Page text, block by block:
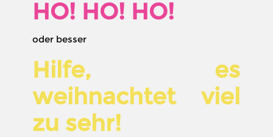
HO! HO! HO!
oder besser
Hilfe, es
weihnachtet viel
zu sehr!